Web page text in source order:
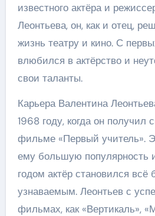
известного актёра и
Леонтьева, он, как и отец,
жизнь театру и кино. С
влюбился в актёрство и
свои таланты.
Карьера Валентина
1968 году, когда он получил
фильме «Первый учитель».
ему большую популярность
годом актёр становился
узнаваемым. Леонтьев с
фильмах, как «Вертикаль»,